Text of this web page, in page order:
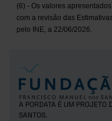
(6) - Os valores
com a revisão das
pelo INE, a 22/06/2026.
A PORDATA É UM PROJETO
SANTOS.